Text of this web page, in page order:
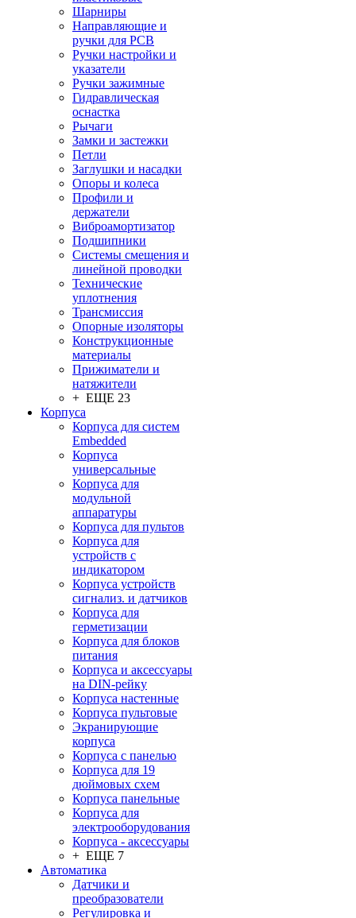
Шарниры
Направляющие и
ручки для PCB
Ручки настройки и
указатели
Ручки зажимные
Гидравлическая
оснастка
Рычаги
Замки и застежки
Петли
Заглушки и насадки
Опоры и колеса
Профили и
держатели
Виброамортизатор
Подшипники
Системы смещения и
линейной проводки
Технические
уплотнения
Трансмиссия
Опорные изоляторы
Конструкционные
материалы
Прижиматели и
натяжители
+ ЕЩЕ 23
Корпуса
Корпуса для систем
Embedded
Корпуса
универсальные
Корпуса для
модульной
аппаратуры
Корпуса для пультов
Корпуса для
устройств с
индикатором
Корпуса устройств
сигнализ. и датчиков
Корпуса для
герметизации
Корпуса для блоков
питания
Корпуса и аксессуары
на DIN-рейку
Корпуса настенные
Корпуса пультовые
Экранирующие
корпуса
Корпуса с панелью
Корпуса для 19
дюймовых схем
Корпуса панельные
Корпуса для
электрооборудования
Корпуса - аксессуары
+ ЕЩЕ 7
Автоматика
Датчики и
преобразователи
Регулировка и